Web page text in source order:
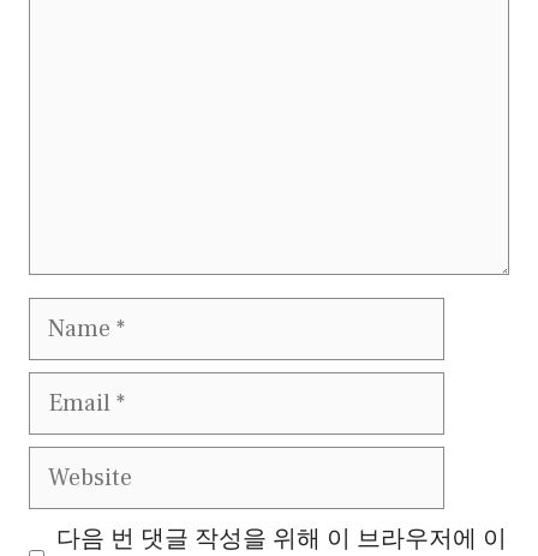
Name
Email
Website
다음 번 댓글 작성을 위해 이 브라우저에 이